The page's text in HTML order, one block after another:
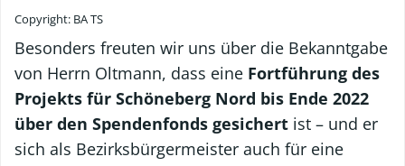
Copyright: BA TS
Besonders freuten wir uns über die Bekanntgabe
von Herrn Oltmann, dass eine Fortführung des
Projekts für Schöneberg Nord bis Ende 2022
über den Spendenfonds gesichert ist – und er
sich als Bezirksbürgermeister auch für eine